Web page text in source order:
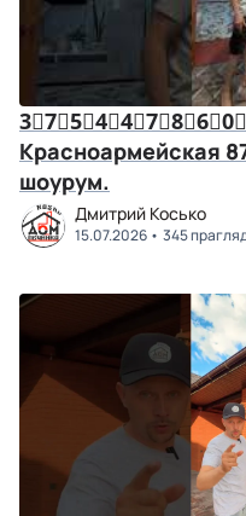
Красноармейская
шоурум.
Дмитрий Косько
15.07.2026 345